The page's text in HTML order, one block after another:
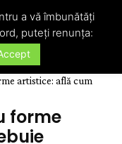
artistice: află cum
forme
a vă îmbunătăți
puteți renunța: